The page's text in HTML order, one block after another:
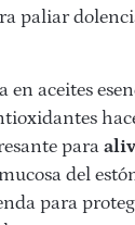
paliar
en aceites
para
del
para